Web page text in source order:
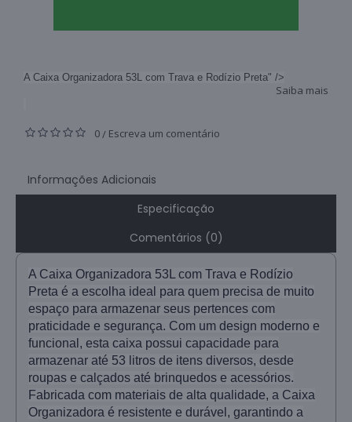
A Caixa Organizadora 53L com Trava e Rodízio Preta" />
Saiba mais
0/ Escreva um comentário
Informações Adicionais
Especificação
Comentários (0)
A Caixa Organizadora 53L com Trava e Rodízio
Preta é a escolha ideal para quem precisa de muito
espaço para armazenar seus pertences com
praticidade e segurança. Com um design moderno e
funcional, esta caixa possui capacidade para
armazenar até 53 litros de itens diversos, desde
roupas e calçados até brinquedos e acessórios.
Fabricada com materiais de alta qualidade, a Caixa
Organizadora é resistente e durável, garantindo a